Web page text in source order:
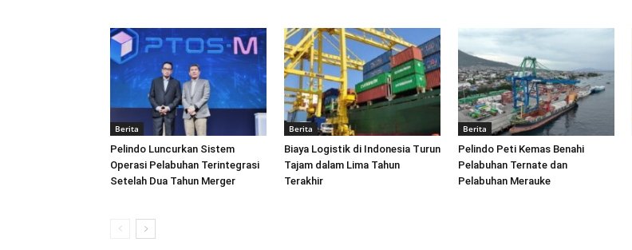
Berita
Pelindo Luncurkan Sistem
Operasi Pelabuhan Terintegrasi
Setelah Dua Tahun Merger
Berita
Biaya Logistik di Indonesia Turun
Tajam dalam Lima Tahun
Terakhir
Berita
Pelindo Peti Kemas Benahi
Pelabuhan Ternate dan
Pelabuhan Merauke